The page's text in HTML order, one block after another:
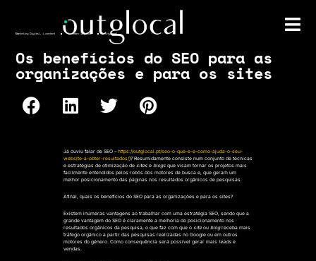
Marketing Digital,i.content Novembro 14, 2022 outglocal
Os benefícios do SEO para as
organizações e para os sites
Já ouviu falar de SEO –https://outglocal.pt/seo-o-que-e-e-como-ajuda-o-seu-
website-a-obter-resultados/)? Resumidamente consiste num conjunto de técnicas
e estratégias de otimização de sites e blogs que visam tornar os projetos mais
facilmente entendidos pelos robôs dos motores de busca e, que geram um
melhor posicionamento das páginas nos resultados orgânicos de pesquisas.
Afinal, quais os benefícios do SEO para as organizações e para os sites?
Existem inúmeras vantagens ao trabalhar com uma estratégia SEO, sendo que a
grande vantagem do SEO é claramente a melhoria do posicionamento nos
resultados orgânicos da pesquisa, o que faz com que o site ou blogreceba mais
tráfego orgânico a partir das pesquisas realizadas no Google ou em outros
motores do género. Como consequência será possível gerar mais leads e
vendas.